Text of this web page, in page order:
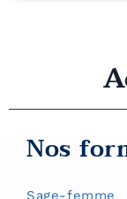
Nos
Sage-femme